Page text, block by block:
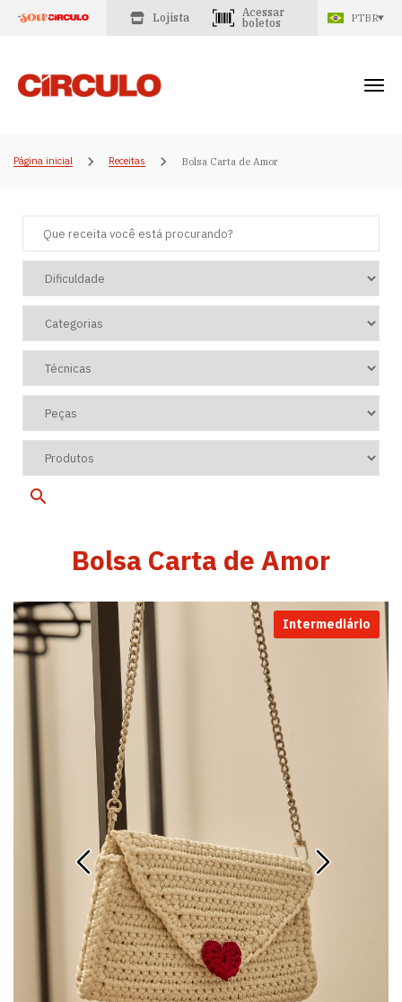
Lojista
Acessar
boletos
PTBR
Página inicial Receitas Bolsa Carta de Amor
Bolsa Carta de Amor
Intermediário